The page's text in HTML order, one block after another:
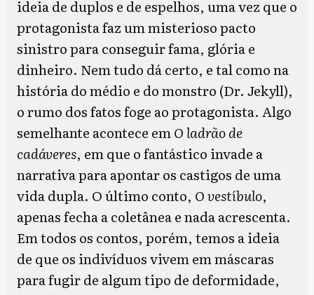
ideia de duplos e de espelhos, uma vez que o
protagonista faz um misterioso pacto
sinistro para conseguir fama, glória e
dinheiro. Nem tudo dá certo, e tal como na
história do médio e do monstro (Dr. Jekyll),
o rumo dos fatos foge ao protagonista. Algo
semelhante acontece em O ladrão de
cadáveres, em que o fantástico invade a
narrativa para apontar os castigos de uma
vida dupla. O último conto, O vestíbulo,
apenas fecha a coletânea e nada acrescenta.
Em todos os contos, porém, temos a ideia
de que os indivíduos vivem em máscaras
para fugir de algum tipo de deformidade,